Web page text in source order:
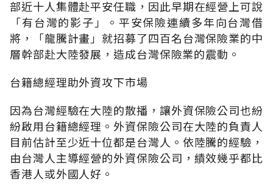
部近十人集體赴平安任職，因此早期在經營上可說
「有台灣的影子」。平安保險連續多年向台灣借
將，「龍騰計畫」就招募了四百名台灣保險業的中
層幹部赴大陸發展，造成台灣保險業的震動。
台籍總經理助外資攻下市場
因為台灣經驗在大陸的散播，讓外資保險公司也紛
紛啟用台籍總經理。外資保險公司在大陸的負責人
目前估計至少近十位都是台灣人。依陸騰的經驗，
由台灣人主導經營的外資保險公司，績效幾乎都比
香港人或外國人好。